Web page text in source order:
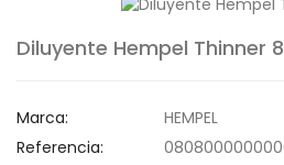
Diluyente Hempel Thinner
Marca:
HEMPEL
Referencia: